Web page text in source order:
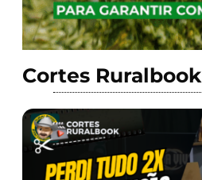
Cortes Ruralbook